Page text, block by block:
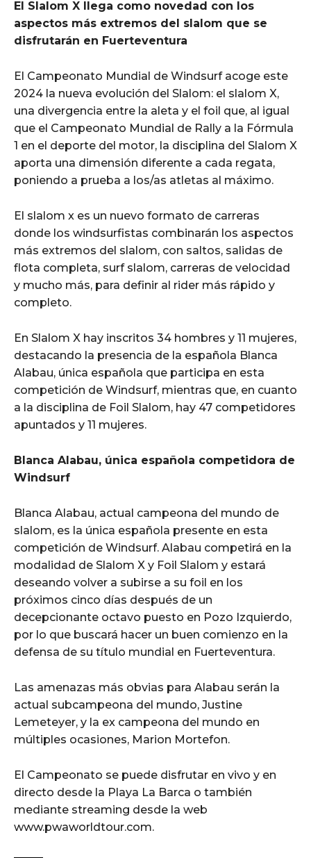
El Slalom X llega como novedad con los
aspectos más extremos del slalom que se
disfrutarán en Fuerteventura
El Campeonato Mundial de Windsurf acoge este
2024 la nueva evolución del Slalom: el slalom X,
una divergencia entre la aleta y el foil que, al igual
que el Campeonato Mundial de Rally a la Fórmula
1 en el deporte del motor, la disciplina del Slalom X
aporta una dimensión diferente a cada regata,
poniendo a prueba a los/as atletas al máximo.
El slalom x es un nuevo formato de carreras
donde los windsurfistas combinarán los aspectos
más extremos del slalom, con saltos, salidas de
flota completa, surf slalom, carreras de velocidad
y mucho más, para definir al rider más rápido y
completo.
En Slalom X hay inscritos 34 hombres y 11 mujeres,
destacando la presencia de la española Blanca
Alabau, única española que participa en esta
competición de Windsurf, mientras que, en cuanto
a la disciplina de Foil Slalom, hay 47 competidores
apuntados y 11 mujeres.
Blanca Alabau, única española competidora de
Windsurf
Blanca Alabau, actual campeona del mundo de
slalom, es la única española presente en esta
competición de Windsurf. Alabau competirá en la
modalidad de Slalom X y Foil Slalom y estará
deseando volver a subirse a su foil en los
próximos cinco días después de un
decepcionante octavo puesto en Pozo Izquierdo,
por lo que buscará hacer un buen comienzo en la
defensa de su título mundial en Fuerteventura.
Las amenazas más obvias para Alabau serán la
actual subcampeona del mundo, Justine
Lemeteyer, y la ex campeona del mundo en
múltiples ocasiones, Marion Mortefon.
El Campeonato se puede disfrutar en vivo y en
directo desde la Playa La Barca o también
mediante streaming desde la web
www.pwaworldtour.com.